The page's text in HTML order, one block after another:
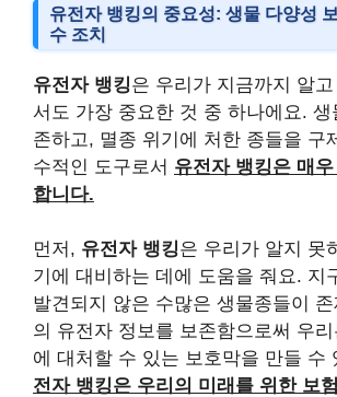
유전자 뱅킹의 중요성: 생물 다양성
수 조치
유전자 뱅킹은 우리가 지금까지 알
서도 가장 중요한 것 중 하나에요. 생
존하고, 멸종 위기에 처한 종들을 구
수적인 도구로서 유전자 뱅킹은 매
합니다.
먼저, 유전자 뱅킹은 우리가 알지 못
기에 대비하는 데에 도움을 줘요. 지
발견되지 않은 수많은 생물종들이
의 유전자 정보를 보존함으로써 우
에 대처할 수 있는 보호막을 만들 수
전자 뱅킹은 우리의 미래를 위한 보